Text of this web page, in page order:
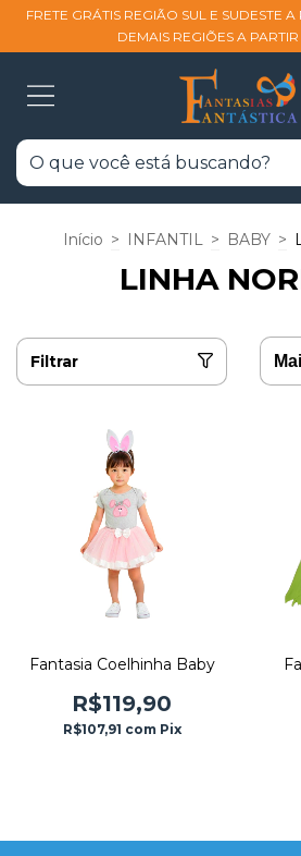
FRETE GRÁTIS REGIÃO SUL E SUDESTE
DEMAIS REGIÕES A
Início > INFANTIL > BABY >
LINHA
Filtrar
Fantasia Coelhinha Baby
R$119,90
R$107,91 com Pix